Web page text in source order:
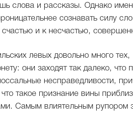
слова и рассказы. Однако
сознавать силу
счастью и к несчастью,
левых довольно много
они заходят так далеко, что
несправедливости,
такое признание вины
Самым влиятельным рупором